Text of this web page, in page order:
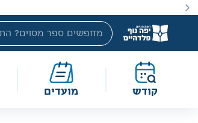
באתר מוצעים מוצרים במחירים נמוכים
קודש מועדים